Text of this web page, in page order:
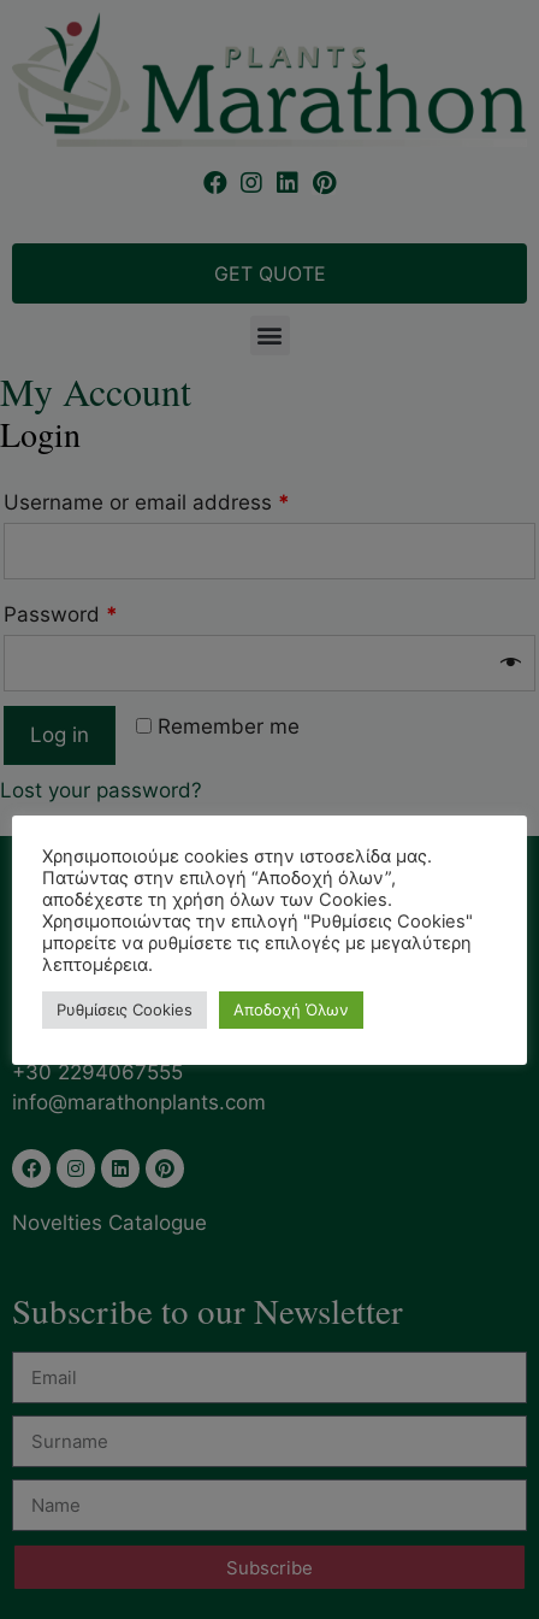
GET QUOTE
My Account
Login
Username or email address *
Password *
Remember me
Log in
Lost your password?
Marathon Plants
Ag. Saranta,
Marathon Attica, 19007,
+30 2294067555
info@marathonplants.com
Novelties Catalogue
Subscribe to our Newsletter
Subscribe
Χρησιμοποιούμε cookies στην ιστοσελίδα μας.
Πατώντας στην επιλογή “Αποδοχή όλων”,
αποδέχεστε τη χρήση όλων των Cookies.
Χρησιμοποιώντας την επιλογή "Ρυθμίσεις Cookies"
μπορείτε να ρυθμίσετε τις επιλογές με μεγαλύτερη
λεπτομέρεια.
Ρυθμίσεις Cookies Αποδοχή Όλων